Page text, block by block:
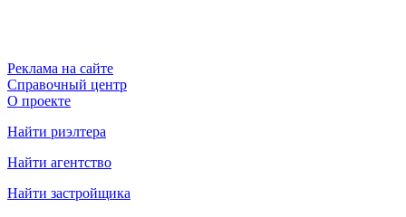
Реклама на сайте
Справочный центр
О проекте
Найти риэлтера
Найти агентство
Найти застройщика